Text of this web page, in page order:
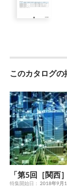
呼吸器、人工透
いでください。
スや可燃物の近
れたりしないでく
0120-215-023 購
リーダイヤル）
CAT.5105 B.2017.
このカタログ
「第5回［関西
特集開始日： 2018年9月